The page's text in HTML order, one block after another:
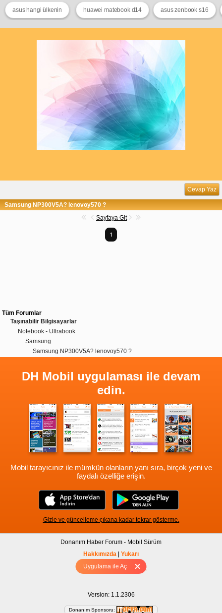
Uygulama ile Aç
asus hangi ülkenin huawei matebook d14 asus zenbook s16
Cevap Yaz
Samsung NP300V5A? lenovoy570 ?
Sayfaya Git
1
Tüm Forumlar
Taşınabilir Bilgisayarlar
Notebook - Ultrabook
Samsung
Samsung NP300V5A? lenovoy570 ?
DH Mobil uygulaması ile devam
edin.
Mobil tarayıcınız ile mümkün olanların yanı sıra, birçok yeni ve
faydalı özelliğe erişin.
Gizle ve güncelleme çıkana kadar tekrar gösterme.
Donanım Haber Forum - Mobil Sürüm
Hakkımızda | Yukarı
Tam sürüm için Tıklayınız
Version: 1.1.2306
Donanım Sponsoru: